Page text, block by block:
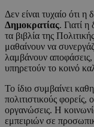
Δεν είναι τυχαίο ότι η
Δημοκρατίας. Γιατί
τα βιβλία της
μαθαίνουν να
λαμβάνουν αποφάσεις,
υπηρετούν το κοινό
Το ίδιο συμβαίνει
πολιτιστικούς φορείς,
οργανώσεις. Η
εμπειριών σε